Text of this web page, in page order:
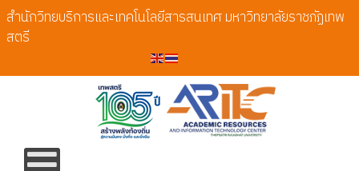
สำนักวิทยบริการและเทคโนโลยีสารสนเทศ มหาวิทยาลัยราชภัฏเทพ
สตรี